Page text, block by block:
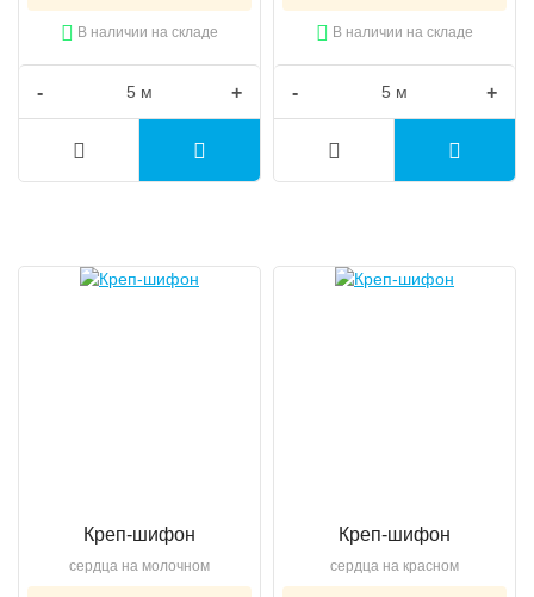
В наличии на складе
- +
В наличии на складе
- +
Креп-шифон
сердца на молочном
Креп-шифон
сердца на красном